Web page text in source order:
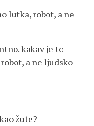
lutka, robot, a ne
kakav je to
a ne ljudsko
žute?